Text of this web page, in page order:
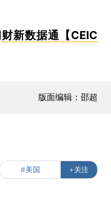
财新数据通【CEIC
版面编辑：邵超
#美国 +关注